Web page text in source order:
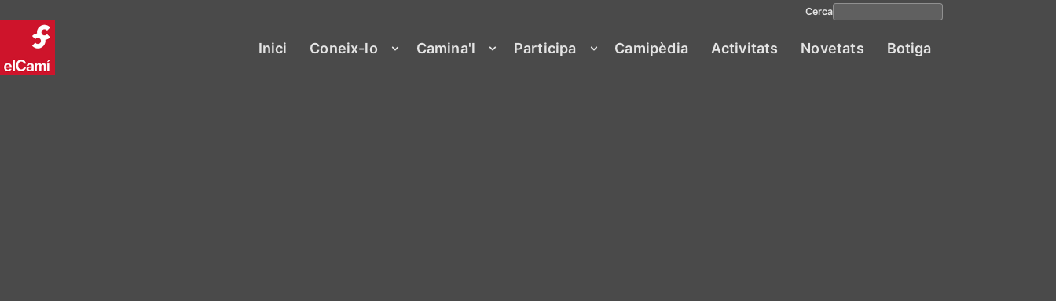
Cerca
Inici Coneix-lo Camina'l Participa Camipèdia Activitats Novetats Botiga